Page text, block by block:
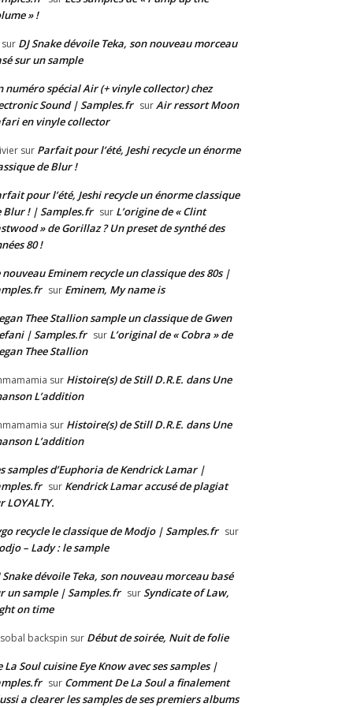
» !
sur DJ Snake dévoile Teka, son nouveau morceau
sur un sample
numéro spécial Air (+ vinyle collector) chez
Sound | Samples.fr surAir ressort Moon
en vinyle collector
sur Parfait pour l’été, Jeshi recycle un énorme
de Blur !
pour l’été, Jeshi recycle un énorme classique
Blur ! | Samples.fr sur L’origine de « Clint
» de Gorillaz ? Un preset de synthé des
80 !
nouveau Eminem recycle un classique des 80s |
sur Eminem, My name is
Thee Stallion sample un classique de Gwen
| Samples.fr sur L’original de « Cobra » de
Thee Stallion
sur Histoire(s) de Still D.R.E. dans Une
L’addition
sur Histoire(s) de Still D.R.E. dans Une
L’addition
samples d’Euphoria de Kendrick Lamar |
sur Kendrick Lamar accusé de plagiat
LOYALTY.
recycle le classique de Modjo | Samples.fr sur
– Lady : le sample
Snake dévoile Teka, son nouveau morceau basé
un sample | Samples.fr surSyndicate of Law,
on time
backspin sur Début de soirée, Nuit de folie
La Soul cuisine Eye Know avec ses samples |
sur Comment De La Soul a finalement
a clearer les samples de ses premiers albums